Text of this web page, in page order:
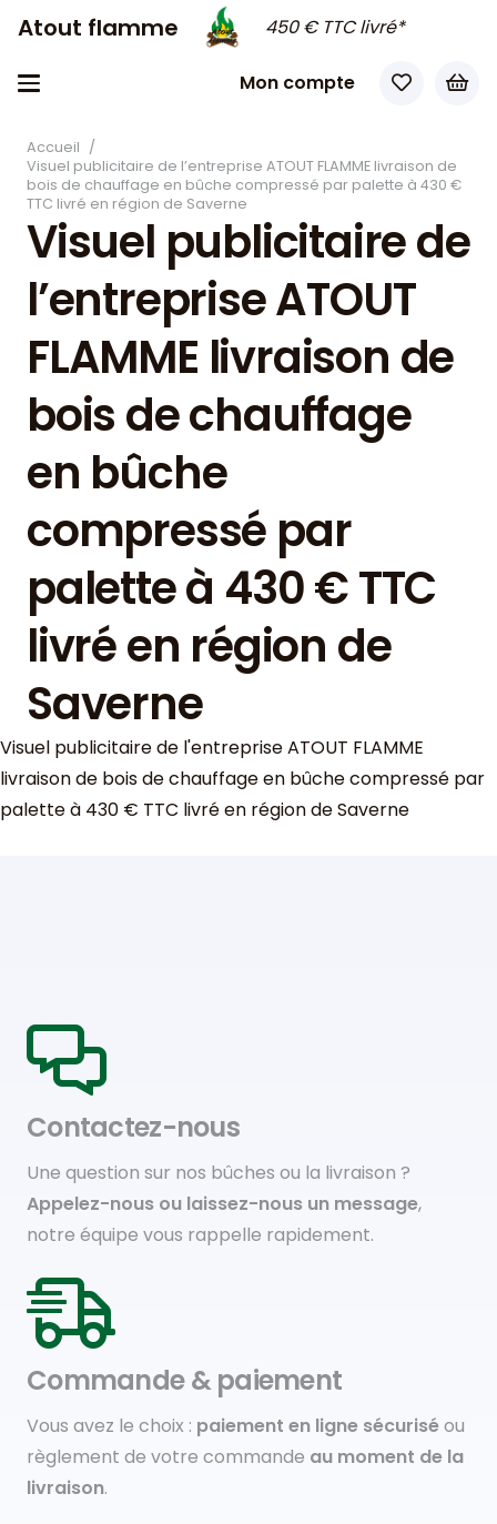
Atout flamme 450 € TTC livré*
Mon compte
Accueil /
Visuel publicitaire de l’entreprise ATOUT FLAMME livraison de
bois de chauffage en bûche compressé par palette à 430 €
TTC livré en région de Saverne
Visuel publicitaire de
l’entreprise ATOUT
FLAMME livraison de
bois de chauffage
en bûche
compressé par
palette à 430 € TTC
livré en région de
Saverne
Visuel publicitaire de l'entreprise ATOUT FLAMME
livraison de bois de chauffage en bûche compressé par
palette à 430 € TTC livré en région de Saverne
Contactez-nous
Une question sur nos bûches ou la livraison ?
Appelez-nous ou laissez-nous un message,
notre équipe vous rappelle rapidement.
Commande & paiement
Vous avez le choix : paiement en ligne sécuriséou
règlement de votre commande au moment de la
livraison.